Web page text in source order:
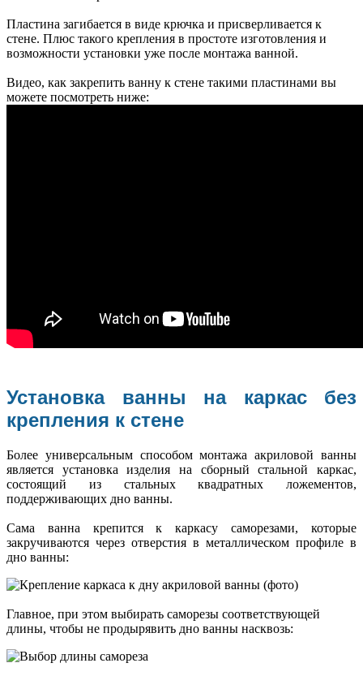
Пластина загибается в виде крючка и присверливается к
стене. Плюс такого крепления в простоте изготовления и
возможности установки уже после монтажа ванной.
Видео, как закрепить ванну к стене такими пластинами вы
можете посмотреть ниже:
Установка ванны на каркас без
крепления к стене
Более универсальным способом монтажа акриловой ванны
является установка изделия на сборный стальной каркас,
состоящий из стальных квадратных ложементов,
поддерживающих дно ванны.
Сама ванна крепится к каркасу саморезами, которые
закручиваются через отверстия в металлическом профиле в
дно ванны:
Главное, при этом выбирать саморезы соответствующей
длины, чтобы не продырявить дно ванны насквозь: